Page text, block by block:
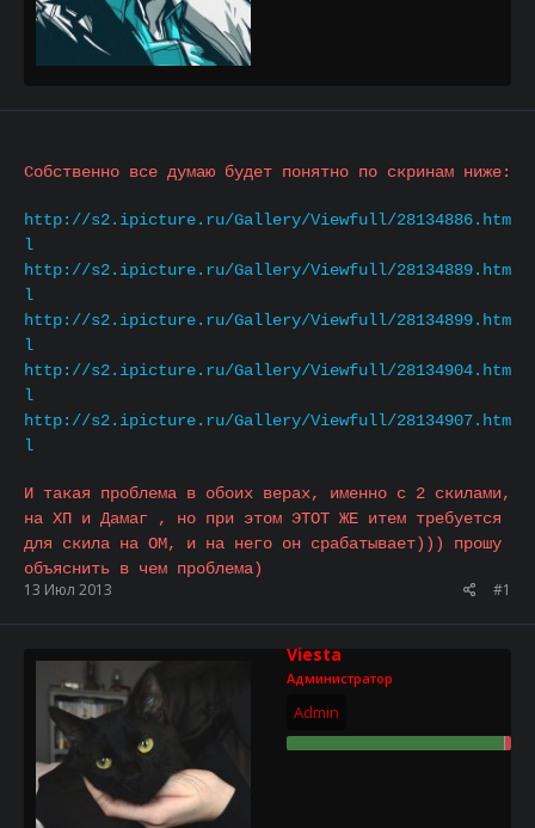
Собственно все думаю будет понятно по скринам ниже:
http://s2.ipicture.ru/Gallery/Viewfull/28134886.htm
l
http://s2.ipicture.ru/Gallery/Viewfull/28134889.htm
l
http://s2.ipicture.ru/Gallery/Viewfull/28134899.htm
l
http://s2.ipicture.ru/Gallery/Viewfull/28134904.htm
l
http://s2.ipicture.ru/Gallery/Viewfull/28134907.htm
l
И такая проблема в обоих верах, именно с 2 скилами,
на ХП и Дамаг , но при этом ЭТОТ ЖЕ итем требуется
для скила на ОМ, и на него он срабатывает))) прошу
объяснить в чем проблема)
13 Июл 2013 #1
Viesta
Администратор
Admin